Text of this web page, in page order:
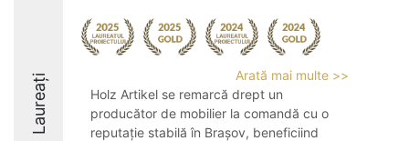
Laureați
Arată mai multe >>
Holz Artikel se remarcă drept un
producător de mobilier la comandă cu o
reputație stabilă în Brașov, beneficiind